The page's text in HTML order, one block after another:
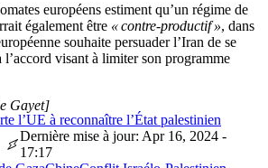
européens estiment qu’un régime de
également être « contre-productif », dans
souhaite persuader l’Iran de se
visant à limiter son programme
l’UE à reconnaître l’État palestinien
Gayet]
Dernière mise à jour: Apr 16, 2024 -
17:17